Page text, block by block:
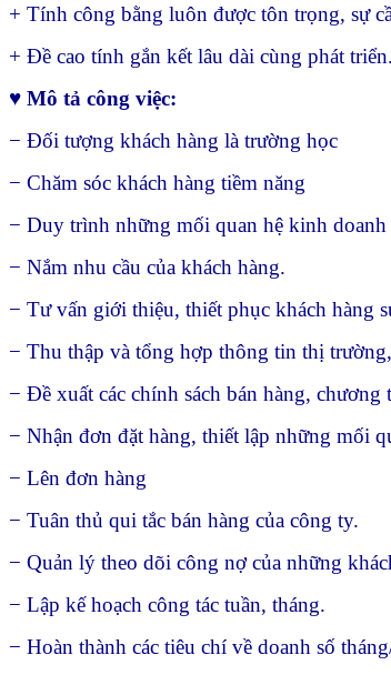
+ Tính công bằng luôn được tôn trọng, sự
+ Đề cao tính gắn kết lâu dài cùng phát triển.
♥ Mô tả công việc:
− Đối tượng khách hàng là trường học
− Chăm sóc khách hàng tiềm năng
− Duy trình những mối quan hệ kinh
− Nắm nhu cầu của khách hàng.
− Tư vấn giới thiệu, thiết phục khách hàng
− Thu thập và tổng hợp thông tin thị
− Đề xuất các chính sách bán hàng,
− Nhận đơn đặt hàng, thiết lập những mối
− Lên đơn hàng
− Tuân thủ qui tắc bán hàng của công ty.
− Quản lý theo dõi công nợ của những
− Lập kế hoạch công tác tuần, tháng.
− Hoàn thành các tiêu chí về doanh số